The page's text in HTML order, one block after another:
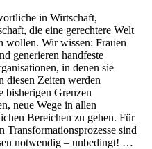
in Wirtschaft,
die eine gerechtere Welt
wollen. Wir wissen: Frauen
generieren handfeste
in denen sie
diesen Zeiten werden
bisherigen Grenzen
neue Wege in allen
Bereichen zu gehen. Für
Transformationsprozesse sind
notwendig – unbedingt! …